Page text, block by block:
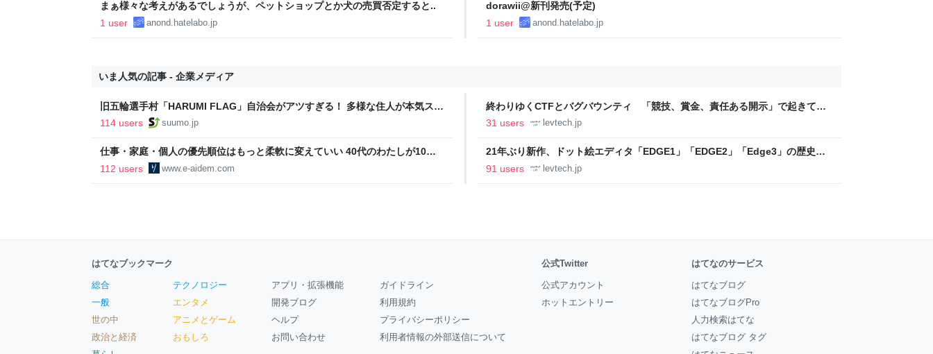
まぁ様々な考えがあるでしょうが、ペットショップとか犬の売買否定すると..
1 user
anond.hatelabo.jp
dorawii@新刊発売(予定)
1 user
anond.hatelabo.jp
いま人気の記事 - 企業メディア
旧五輪選手村「HARUMI FLAG」自治会がアツすぎる！ 多様な住人が本気スキ
ルで挑む、盆踊り2万人集客や交通改善など“街の価値向上”戦略 東京・中央
114 users suumo.jp
終わりゆくCTFとバグバウンティ 「競技、賞金、責任ある開示」で起きてい
ること【フォーカス】 - レバテックLAB
31 users levtech.jp
仕事・家庭・個人の優先順位はもっと柔軟に変えていい 40代のわたしが10年
後の自分に伝えたいこと - りっすん by イーアイデム
112 users www.e-aidem.com
21年ぶり新作、ドット絵エディタ「EDGE1」「EDGE2」「Edge3」の歴史に
ついて作者に聞く【フォーカス】 - レバテックLAB
91 users levtech.jp
はてなブックマーク
総合
一般
世の中
政治と経済
テクノロジー
エンタメ
アニメとゲーム
おもしろ
アプリ・拡張機能
開発ブログ
ヘルプ
お問い合わせ
ガイドライン
利用規約
プライバシーポリシー
利用者情報の外部送信について
公式Twitter
公式アカウント
ホットエントリー
はてなのサービス
はてなブログ
はてなブログPro
人力検索はてな
はてなブログ タグ